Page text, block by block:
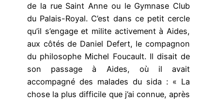
de la rue Saint Anne ou le Gymnase Club
du Palais-Royal. C’est dans ce petit cercle
qu’il s’engage et milite activement à Aides,
aux côtés de Daniel Defert, le compagnon
du philosophe Michel Foucault. Il disait de
son passage à Aides, où il avait
accompagné des malades du sida : « La
chose la plus difficile que j’ai connue, après